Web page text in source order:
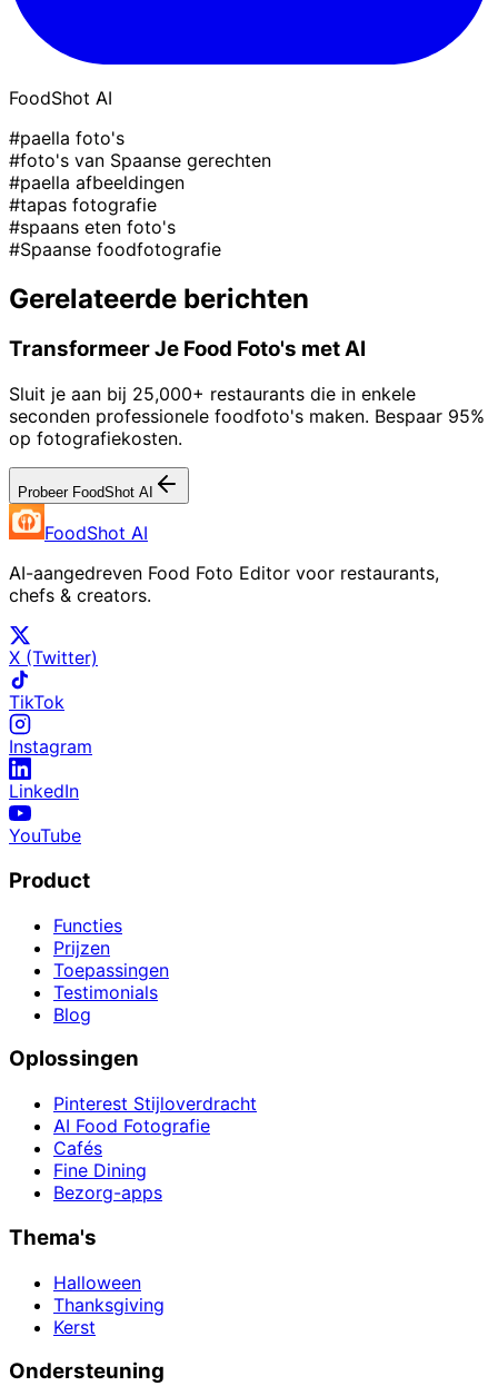
FoodShot AI
#paella foto's
#foto's van Spaanse gerechten
#paella afbeeldingen
#tapas fotografie
#spaans eten foto's
#Spaanse foodfotografie
Gerelateerde berichten
Transformeer Je Food Foto's met AI
Sluit je aan bij 25,000+ restaurants die in enkele
seconden professionele foodfoto's maken. Bespaar 95%
op fotografiekosten.
Probeer FoodShot AI
FoodShot AI
AI-aangedreven Food Foto Editor voor restaurants,
chefs & creators.
X (Twitter)
TikTok
Instagram
LinkedIn
YouTube
Product
Functies
Prijzen
Toepassingen
Testimonials
Blog
Oplossingen
Pinterest Stijloverdracht
AI Food Fotografie
Cafés
Fine Dining
Bezorg-apps
Thema's
Halloween
Thanksgiving
Kerst
Ondersteuning